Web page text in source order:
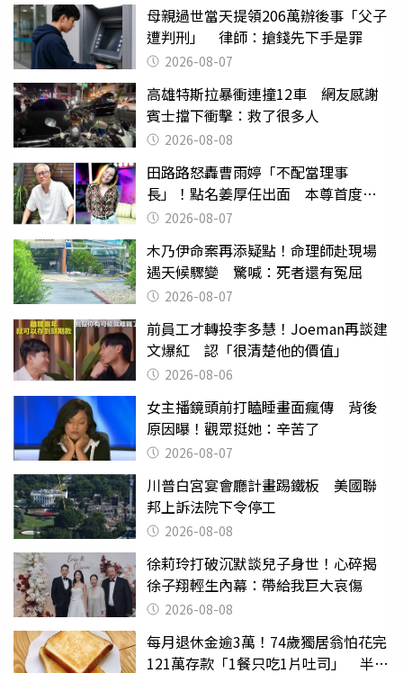
母親過世當天提領206萬辦後事「父子
遭判刑」 律師：搶錢先下手是罪
2026-08-07
高雄特斯拉暴衝連撞12車 網友感謝
賓士擋下衝擊：救了很多人
2026-08-08
田路路怒轟曹雨婷「不配當理事
長」！點名姜厚任出面 本尊首度回
應了2026-08-07
木乃伊命案再添疑點！命理師赴現場
遇天候驟變 驚喊：死者還有冤屈
2026-08-07
前員工才轉投李多慧！Joeman再談建
文爆紅 認「很清楚他的價值」
2026-08-06
女主播鏡頭前打瞌睡畫面瘋傳 背後
原因曝！觀眾挺她：辛苦了
2026-08-07
川普白宮宴會廳計畫踢鐵板 美國聯
邦上訴法院下令停工
2026-08-08
徐莉玲打破沉默談兒子身世！心碎揭
徐子翔輕生內幕：帶給我巨大哀傷
2026-08-08
每月退休金逾3萬！74歲獨居翁怕花完
121萬存款「1餐只吃1片吐司」 半年